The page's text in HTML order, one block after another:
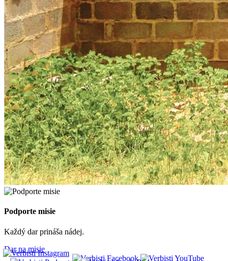
Podporte misie
Každý dar prináša nádej.
Dar na misie